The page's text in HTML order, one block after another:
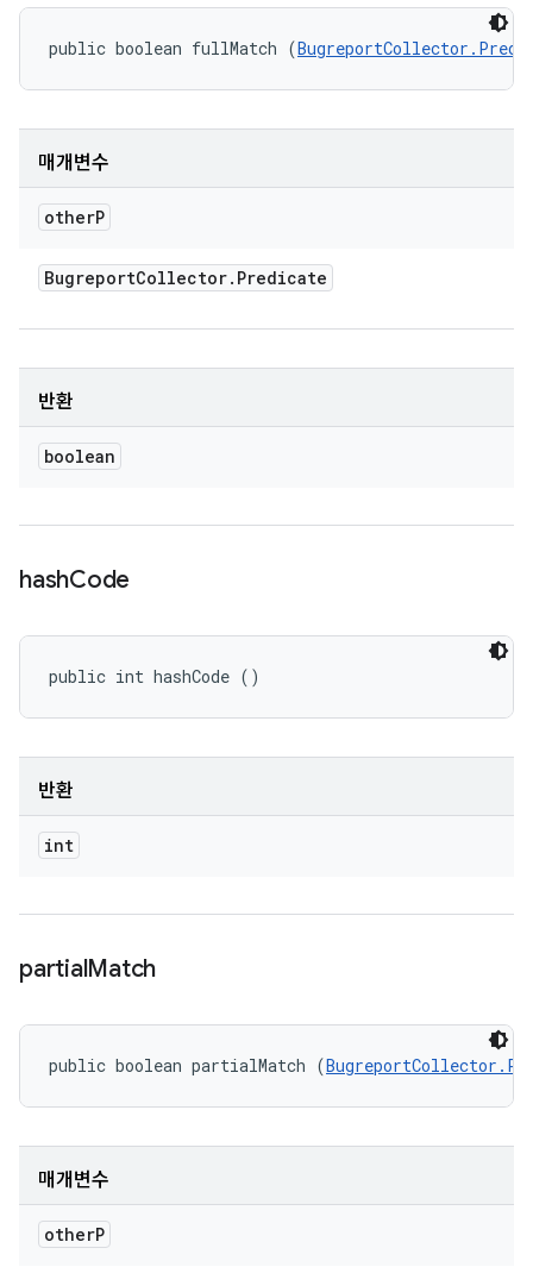
public boolean fullMatch (
매개변수
otherP
BugreportCollector. Predicate
반환
boolean
hashCode
public int hashCode ()
반환
int
partialMatch
public boolean partialMatch (
매개변수
otherP